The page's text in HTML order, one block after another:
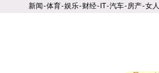
新闻-体育-娱乐-财经- IT-汽车-房产-女人